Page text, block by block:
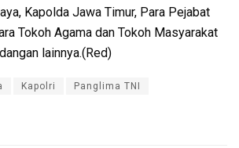
Kapolda Jawa Timur, Para Pejabat
Tokoh Agama dan Tokoh Masyarakat
lainnya.(Red)
Kapolri Panglima TNI